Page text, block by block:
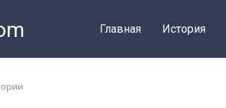
Главная История